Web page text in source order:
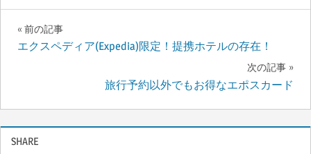
投
ビ
ゲ
前の記事
エクスペディア(Expedia)限定！提携ホテルの存在！
次の記事
旅行予約以外でもお得なエポスカード
SHARE